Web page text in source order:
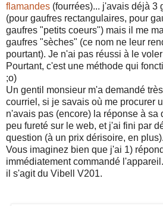
flamandes (fourrées)... j'avais déjà 3
(pour gaufres rectangulaires, pour
gaufres "petits coeurs") mais il me
gaufres "sèches" (ce nom ne leur
pourtant). Je n'ai pas réussi à le
Pourtant, c'est une méthode qui
;o)
Un gentil monsieur m'a demandé
courriel, si je savais où me procurer
n'avais pas (encore) la réponse à sa
peu fureté sur le web, et j'ai fini par
question (à un prix dérisoire, en plus).
Vous imaginez bien que j'ai 1)
immédiatement commandé
il s'agit du Vibell V201.